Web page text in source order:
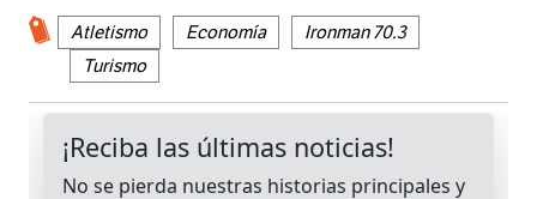
Atletismo Economía
Ironman 70.3
Turismo